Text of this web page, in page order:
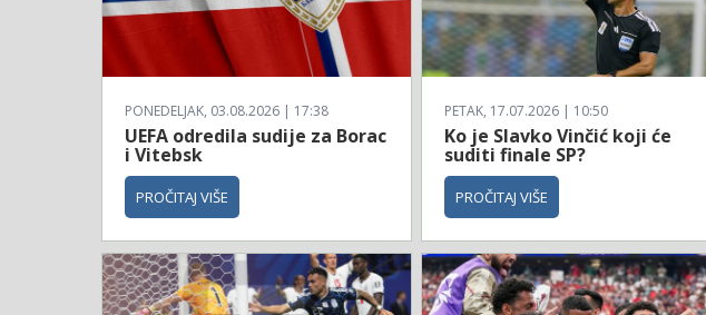
PONEDELJAK, 03.08.2026 | 17:38
UEFA odredila sudije za Borac
i Vitebsk
PROČITAJ VIŠE
PETAK, 17.07.2026 | 10:50
Ko je Slavko Vinčić koji će
suditi finale SP?
PROČITAJ VIŠE